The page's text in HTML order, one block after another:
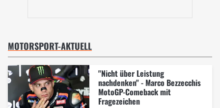
MOTORSPORT-AKTUELL
"Nicht über Leistung
nachdenken" - Marco Bezzecchis
MotoGP-Comeback mit
Fragezeichen